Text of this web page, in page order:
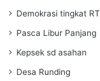
Demokrasi tingkat RT
Pasca Libur Panjang
Kepsek sd asahan
Desa Runding